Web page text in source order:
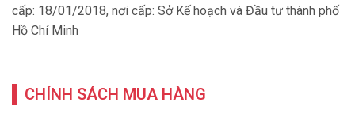
cấp: 18/01/2018, nơi cấp: Sở Kế hoạch và Đầu tư thành phố
Hồ Chí Minh
CHÍNH SÁCH MUA HÀNG